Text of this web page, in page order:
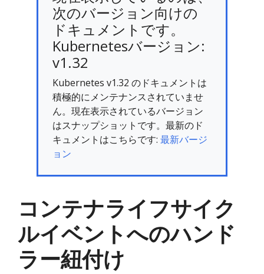
次のバージョン向けの
ドキュメントです。
Kubernetesバージョン:
v1.32
Kubernetes v1.32 のドキュメントは
積極的にメンテナンスされていませ
ん。現在表示されているバージョン
はスナップショットです。最新のド
キュメントはこちらです: 最新バージ
ョン
コンテナライフサイク
ルイベントへのハンド
ラー紐付け